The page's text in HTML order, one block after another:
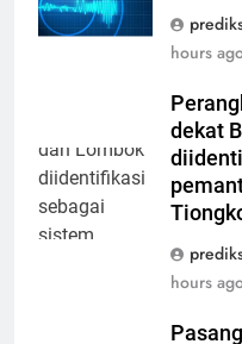
hours
dekat
hours